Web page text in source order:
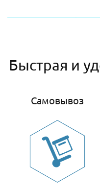
Быстрая и
Самовывоз